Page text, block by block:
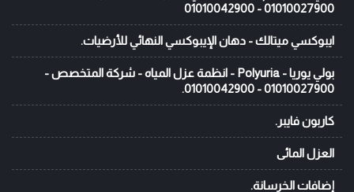
01010027900 - 01010042900
ايبوكسي ميتالك - دهان الإيبوكسي النهائي للأرضيات.
بولي يوريا - Polyuria - انظمة عزل المياه - شركة المتخصص -
01010027900 - 01010042900.
كاربون فايبر.
العزل المائى
إضافات الخرسانة.